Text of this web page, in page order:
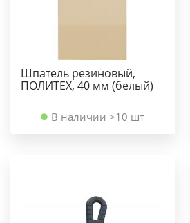
Шпатель резиновый,
ПОЛИТЕХ, 40 мм (белый)
В наличии >10 шт